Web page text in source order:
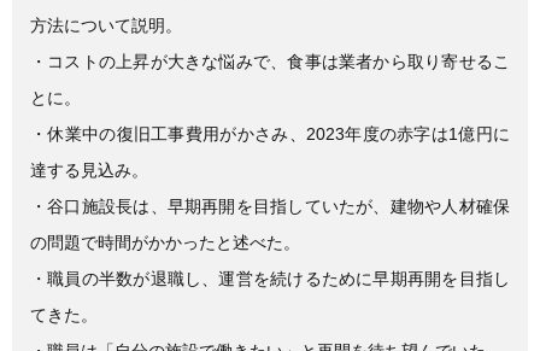
方法について説明。
・コストの上昇が大きな悩みで、食事は業者から取り寄せるこ
とに。
・休業中の復旧工事費用がかさみ、2023年度の赤字は1億円に
達する見込み。
・谷口施設長は、早期再開を目指していたが、建物や人材確保
の問題で時間がかかったと述べた。
・職員の半数が退職し、運営を続けるために早期再開を目指し
てきた。